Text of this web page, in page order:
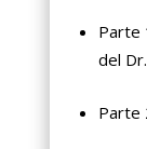
Parte
del
Parte